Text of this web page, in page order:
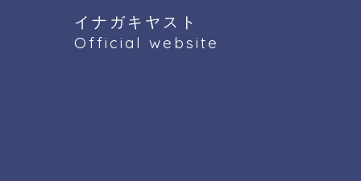
イナガキヤスト
Official website